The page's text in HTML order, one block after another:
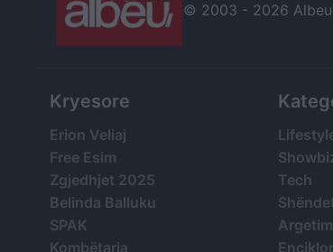
© 2003 - 2026
Kryesore
Erion Veliaj
Free Esim
Zgjedhjet 2025
Belinda Balluku
SPAK
Kombëtarja
Tech
Argetim